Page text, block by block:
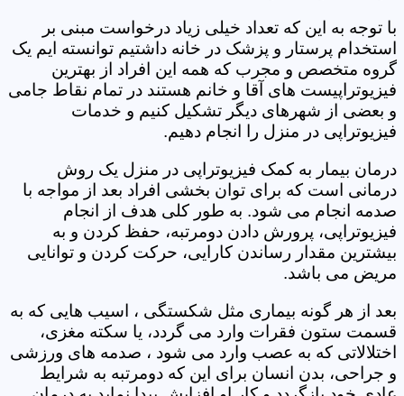
با توجه به این که تعداد خیلی زیاد درخواست مبنی بر
استخدام پرستار و پزشک در خانه داشتیم توانسته ایم یک
گروه متخصص و مجرب که همه این افراد از بهترین
فیزیوتراپیست های آقا و خانم هستند در تمام نقاط جامی
و بعضی از شهرهای دیگر تشکیل کنیم و خدمات
فیزیوتراپی در منزل را انجام دهیم.
درمان بیمار به کمک فیزیوتراپی در منزل یک روش
درمانی است که برای توان بخشی افراد بعد از مواجه با
صدمه انجام می شود. به طور کلی هدف از انجام
فیزیوتراپی، پرورش دادن دومرتبه، حفظ کردن و به
بیشترین مقدار رساندن کارایی، حرکت کردن و توانایی
مریض می باشد.
بعد از هر گونه بیماری مثل شکستگی ، اسیب هایی که به
قسمت ستون فقرات وارد می گردد، یا سکته مغزی،
اختلالاتی که به عصب وارد می شود ، صدمه های ورزشی
و جراحی، بدن انسان برای این که دومرتبه به شرایط